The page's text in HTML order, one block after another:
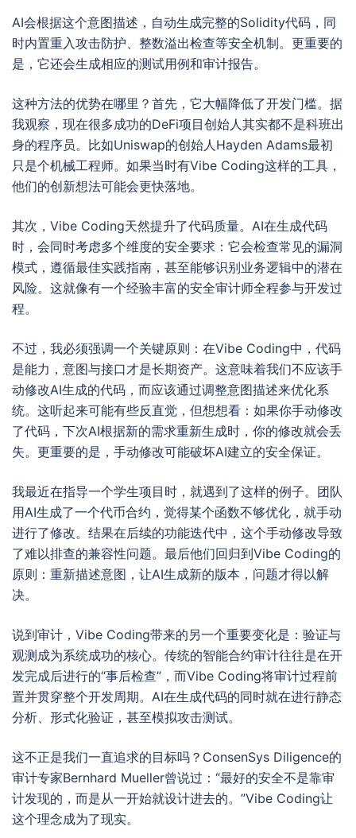
AI会根据这个意图描述，自动生成完整的Solidity代码，同
时内置重入攻击防护、整数溢出检查等安全机制。更重要的
是，它还会生成相应的测试用例和审计报告。
这种方法的优势在哪里？首先，它大幅降低了开发门槛。据
我观察，现在很多成功的DeFi项目创始人其实都不是科班出
身的程序员。比如Uniswap的创始人Hayden Adams最初
只是个机械工程师。如果当时有Vibe Coding这样的工具，
他们的创新想法可能会更快落地。
其次，Vibe Coding天然提升了代码质量。AI在生成代码
时，会同时考虑多个维度的安全要求：它会检查常见的漏洞
模式，遵循最佳实践指南，甚至能够识别业务逻辑中的潜在
风险。这就像有一个经验丰富的安全审计师全程参与开发过
程。
不过，我必须强调一个关键原则：在Vibe Coding中，代码
是能力，意图与接口才是长期资产。这意味着我们不应该手
动修改AI生成的代码，而应该通过调整意图描述来优化系
统。这听起来可能有些反直觉，但想想看：如果你手动修改
了代码，下次AI根据新的需求重新生成时，你的修改就会丢
失。更重要的是，手动修改可能破坏AI建立的安全保证。
我最近在指导一个学生项目时，就遇到了这样的例子。团队
用AI生成了一个代币合约，觉得某个函数不够优化，就手动
进行了修改。结果在后续的功能迭代中，这个手动修改导致
了难以排查的兼容性问题。最后他们回归到Vibe Coding的
原则：重新描述意图，让AI生成新的版本，问题才得以解
决。
说到审计，Vibe Coding带来的另一个重要变化是：验证与
观测成为系统成功的核心。传统的智能合约审计往往是在开
发完成后进行的“事后检查”，而Vibe Coding将审计过程前
置并贯穿整个开发周期。AI在生成代码的同时就在进行静态
分析、形式化验证，甚至模拟攻击测试。
这不正是我们一直追求的目标吗？ConsenSys Diligence的
审计专家Bernhard Mueller曾说过：“最好的安全不是靠审
计发现的，而是从一开始就设计进去的。”Vibe Coding让
这个理念成为了现实。